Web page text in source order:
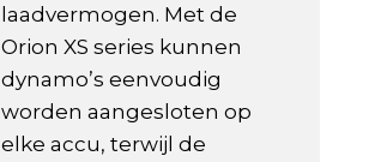
laadvermogen. Met de
Orion XS series kunnen
dynamo’s eenvoudig
worden aangesloten op
elke accu, terwijl de